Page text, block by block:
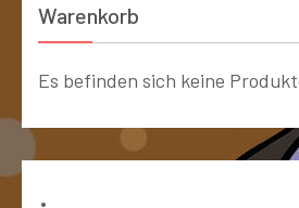
Warenkorb
Es befinden sich keine